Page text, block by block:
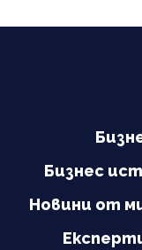
Бизнес
Новини от